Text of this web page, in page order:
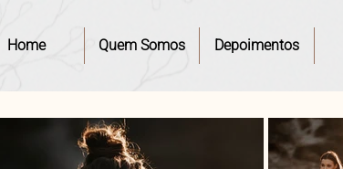
Home Quem Somos Depoimentos